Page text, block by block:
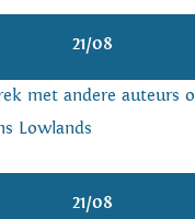
21/08
met andere auteurs
Lowlands
21/08